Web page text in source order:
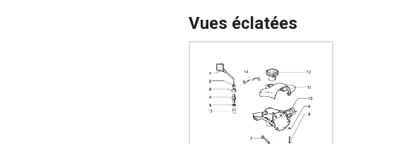
Vues éclatées